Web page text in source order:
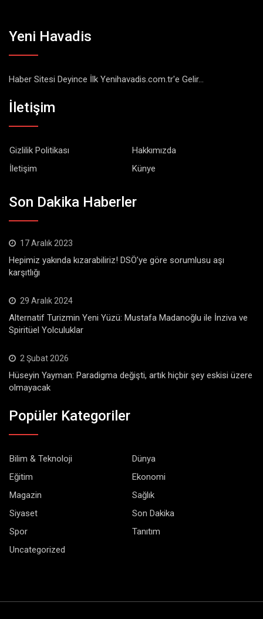
Yeni Havadis
Haber Sitesi Deyince İlk Yenihavadis.com.tr'e Gelir...
İletişim
Gizlilik Politikası
Hakkımızda
İletişim
Künye
Son Dakika Haberler
17 Aralık 2023
Hepimiz yakında kızarabiliriz! DSÖ’ye göre sorumlusu aşı
karşıtlığı
29 Aralık 2024
Alternatif Turizmin Yeni Yüzü: Mustafa Madanoğlu ile İnziva ve
Spiritüel Yolculuklar
2 Şubat 2026
Hüseyin Yayman: Paradigma değişti, artık hiçbir şey eskisi üzere
olmayacak
Popüler Kategoriler
Bilim & Teknoloji
Dünya
Eğitim
Ekonomi
Magazin
Sağlık
Siyaset
Son Dakika
Spor
Tanıtım
Uncategorized